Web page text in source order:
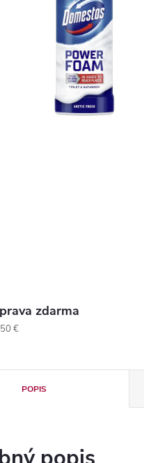
zdarma
€
POPIS